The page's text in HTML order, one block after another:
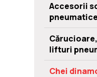
Accesorii
pneumatice
lifturi
Chei